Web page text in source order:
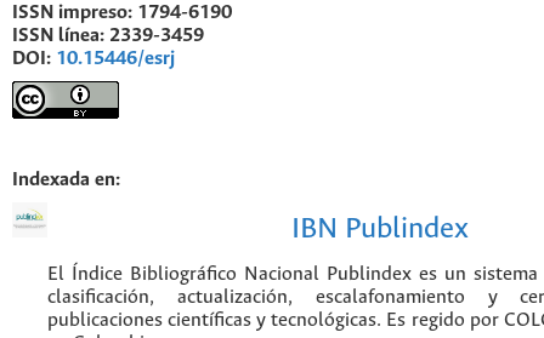
ISSN impreso: 1794-6190
ISSN línea: 2339-3459
DOI: 10.15446/esrj
Indexada en:
IBN Publindex
El Índice Bibliográfico Nacional Publindex es un
clasificación, actualización, escalafonamiento y
publicaciones científicas y tecnológicas. Es regido por